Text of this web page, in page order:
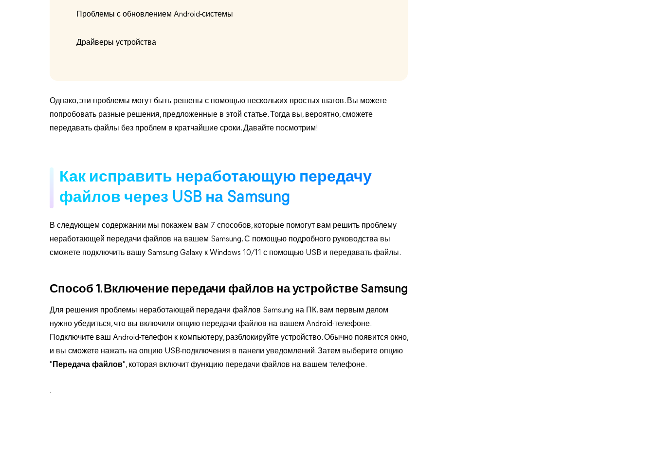
Проблемы с обновлением Android-системы
Драйверы устройства
Однако, эти проблемы могут быть решены с помощью нескольких простых шагов. Вы можете
попробовать разные решения, предложенные в этой статье. Тогда вы, вероятно, сможете
передавать файлы без проблем в кратчайшие сроки. Давайте посмотрим!
Как исправить неработающую передачу
файлов через USB на Samsung
В следующем содержании мы покажем вам 7 способов, которые помогут вам решить проблему
неработающей передачи файлов на вашем Samsung. С помощью подробного руководства вы
сможете подключить вашу Samsung Galaxy к Windows 10/11 с помощью USB и передавать файлы.
Способ 1. Включение передачи файлов на устройстве Samsung
Для решения проблемы неработающей передачи файлов Samsung на ПК, вам первым делом
нужно убедиться, что вы включили опцию передачи файлов на вашем Android-телефоне.
Подключите ваш Android-телефон к компьютеру, разблокируйте устройство. Обычно появится окно,
и вы сможете нажать на опцию USB-подключения в панели уведомлений. Затем выберите опцию
" Передача файлов", которая включит функцию передачи файлов на вашем телефоне.
.